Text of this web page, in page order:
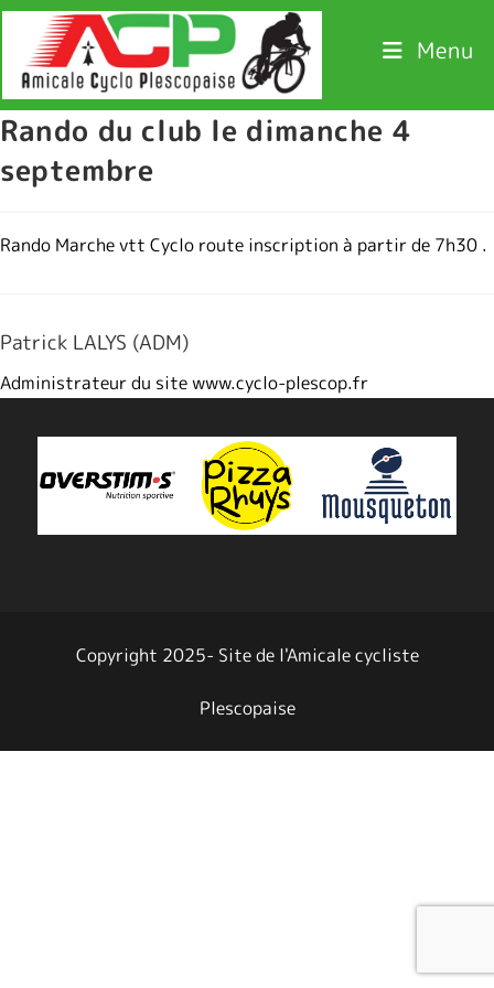
Menu
Rando du club le dimanche 4
septembre
Rando Marche vtt Cyclo route inscription à partir de 7h30 .
Patrick LALYS (ADM)
Administrateur du site www.cyclo-plescop.fr
Copyright 2025- Site de l'Amicale cycliste
Plescopaise